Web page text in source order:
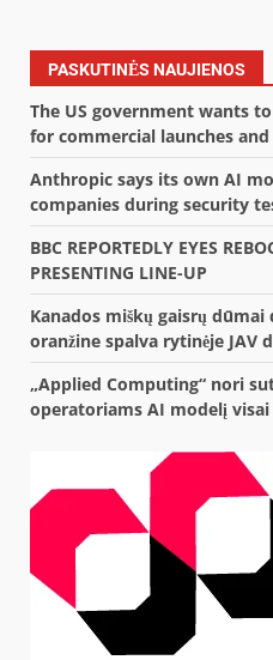
PASKUTINĖS NAUJIENOS
The US government wants
for commercial launches
Anthropic says its own AI
companies during security
BBC REPORTEDLY EYES
PRESENTING LINE-UP
Kanados miškų gaisrų
oranžine spalva rytinėje JAV
„Applied Computing“ nori
operatoriams AI modelį